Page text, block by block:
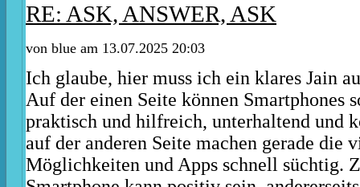
RE: ASK, ANSWER, ASK
von blue am 13.07.2025 20:03
Ich glaube, hier muss ich ein klares Jain
Auf der einen Seite können Smartphones
praktisch und hilfreich, unterhaltend und
auf der anderen Seite machen gerade die
Möglichkeiten und Apps schnell süchtig.